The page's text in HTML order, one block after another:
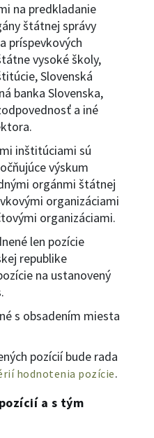
na predkladanie
štátnej správy
príspevkových
vysoké školy,
Slovenská
banka Slovenska,
a iné
inštitúciami sú
výskum
orgánmi štátnej
organizáciami
organizáciami.
len pozície
republike
na ustanovený
s obsadením miesta
pozícií bude rada
hodnotenia pozície.
a s tým